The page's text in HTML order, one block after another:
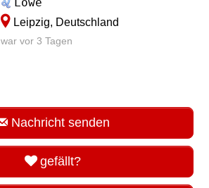
Leipzig, Deutschland
war vor 3 Tagen
Nachricht senden
gefällt?